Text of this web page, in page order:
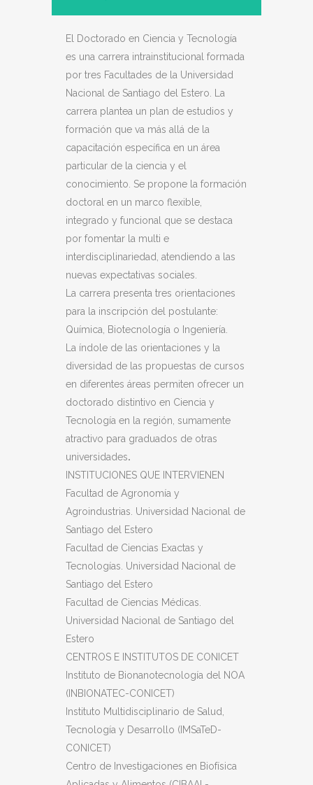
El Doctorado en Ciencia y Tecnología
es una carrera intrainstitucional formada
por tres Facultades de la Universidad
Nacional de Santiago del Estero. La
carrera plantea un plan de estudios y
formación que va más allá de la
capacitación específica en un área
particular de la ciencia y el
conocimiento. Se propone la formación
doctoral en un marco flexible,
integrado y funcional que se destaca
por fomentar la multi e
interdisciplinariedad, atendiendo a las
nuevas expectativas sociales.
La carrera presenta tres orientaciones
para la inscripción del postulante:
Química, Biotecnología o Ingeniería.
La índole de las orientaciones y la
diversidad de las propuestas de cursos
en diferentes áreas permiten ofrecer un
doctorado distintivo en Ciencia y
Tecnología en la región, sumamente
atractivo para graduados de otras
universidades.
INSTITUCIONES QUE INTERVIENEN
Facultad de Agronomía y
Agroindustrias. Universidad Nacional de
Santiago del Estero
Facultad de Ciencias Exactas y
Tecnologías. Universidad Nacional de
Santiago del Estero
Facultad de Ciencias Médicas.
Universidad Nacional de Santiago del
Estero
CENTROS E INSTITUTOS DE CONICET
Instituto de Bionanotecnología del NOA
(INBIONATEC-CONICET)
Instituto Multidisciplinario de Salud,
Tecnología y Desarrollo (IMSaTeD-
CONICET)
Centro de Investigaciones en Biofísica